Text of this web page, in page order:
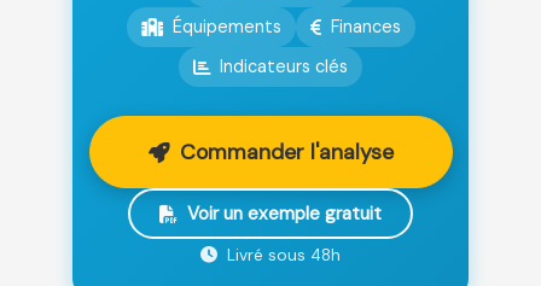
Équipements
Finances
Indicateurs clés
Commander l'analyse
Voir un exemple gratuit
Livré sous 48h